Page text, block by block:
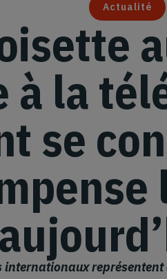
Actualité
à la
se